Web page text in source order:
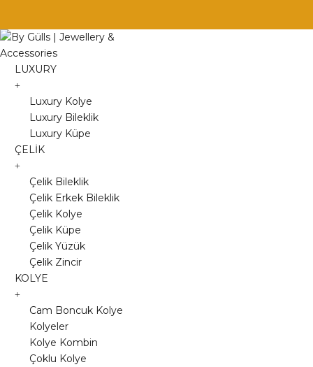
Skip
to
content
LUXURY
Luxury Kolye
Luxury Bileklik
Luxury Küpe
ÇELİK
Çelik Bileklik
Çelik Erkek Bileklik
Çelik Kolye
Çelik Küpe
Çelik Yüzük
Çelik Zincir
KOLYE
Cam Boncuk Kolye
Kolyeler
Kolye Kombin
Çoklu Kolye